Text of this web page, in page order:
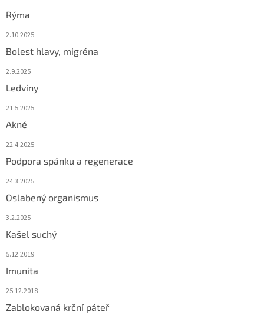
Rýma
2.10.2025
Bolest hlavy, migréna
2.9.2025
Ledviny
21.5.2025
Akné
22.4.2025
Podpora spánku a regenerace
24.3.2025
Oslabený organismus
3.2.2025
Kašel suchý
5.12.2019
Imunita
25.12.2018
Zablokovaná krční páteř